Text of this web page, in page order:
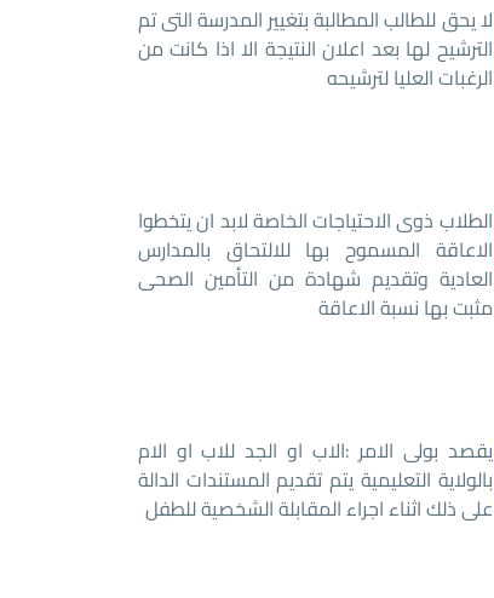
لا يحق للطالب المطالبة بتغيير المدرسة التى تم
الترشيح لها بعد اعلان النتيجة الا اذا كانت من
الرغبات العليا لترشيحه
الطلاب ذوى الاحتياجات الخاصة لابد ان يتخطوا
الاعاقة المسموح بها للالتحاق بالمدارس
العادية وتقديم شهادة من التأمين الصحى
مثبت بها نسبة الاعاقة
يقصد بولى الامر :الاب او الجد للاب او الام
بالولاية التعليمية يتم تقديم المستندات الدالة
على ذلك اثناء اجراء المقابلة الشخصية للطفل